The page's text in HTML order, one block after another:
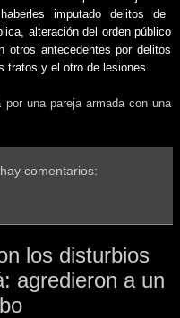
imputado delitos de
alteración del orden público
antecedentes por delitos
tratos y el otro de lesiones.
por una pareja armada con una
comentarios:
los disturbios
agredieron a un